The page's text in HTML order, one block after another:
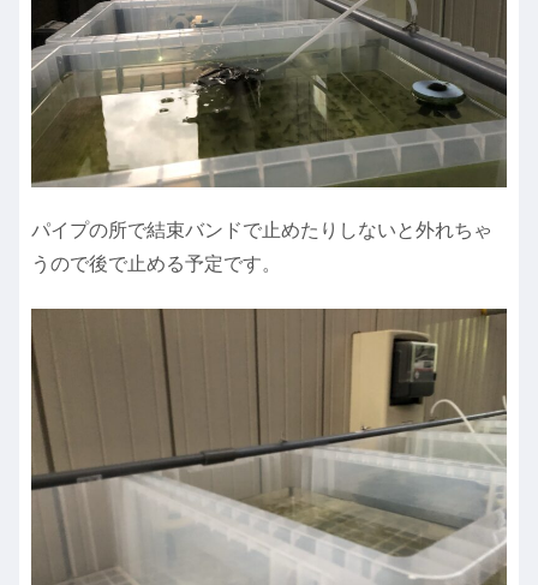
パイプの所で結束バンドで止めたりしないと外れちゃ
うので後で止める予定です。